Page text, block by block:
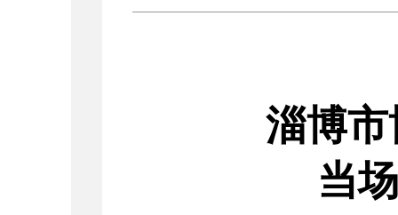
淄博
当